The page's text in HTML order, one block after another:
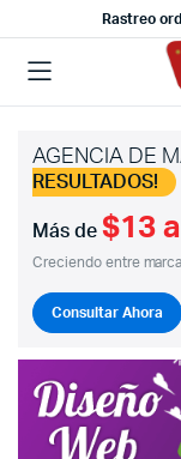
Rastreo
AGENCIA DE
RESULTADOS!
Más de $13
Creciendo entre
Consultar Ahora